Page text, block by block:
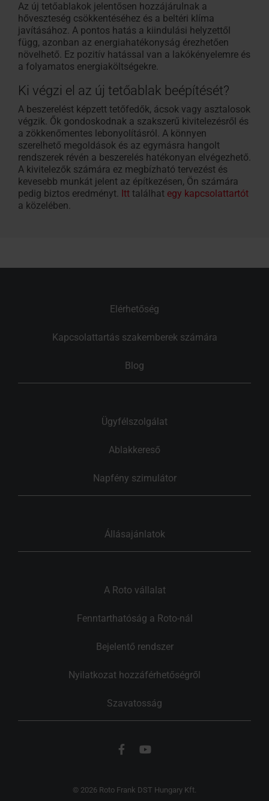
Az új tetőablakok jelentősen hozzájárulnak a
hőveszteség csökkentéséhez és a beltéri klíma
javításához. A pontos hatás a kiindulási helyzettől
függ, azonban az energiahatékonyság érezhetően
növelhető. Ez pozitív hatással van a lakókényelemre és
a folyamatos energiaköltségekre.
Ki végzi el az új tetőablak beépítését?
A beszerelést képzett tetőfedők, ácsok vagy asztalosok
végzik. Ők gondoskodnak a szakszerű kivitelezésről és
a zökkenőmentes lebonyolításról. A könnyen
szerelhető megoldások és az egymásra hangolt
rendszerek révén a beszerelés hatékonyan elvégezhető.
A kivitelezők számára ez megbízható tervezést és
kevesebb munkát jelent az építkezésen, Ön számára
pedig biztos eredményt. Itt találhat egy kapcsolattartót
a közelében.
Elérhetőség
Kapcsolattartás szakemberek számára
Blog
Ügyfélszolgálat
Ablakkereső
Napfény szimulátor
Állásajánlatok
A Roto vállalat
Fenntarthatóság a Roto-nál
Bejelentő rendszer
Nyilatkozat hozzáférhetőségről
Szavatosság
© 2026 Roto Frank DST Hungary Kft.